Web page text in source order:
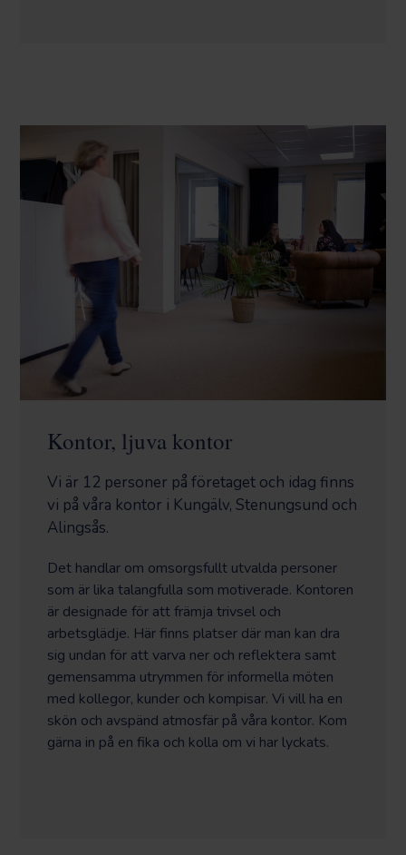
Kontor, ljuva kontor
Vi är 12 personer på företaget och idag finns
vi på våra kontor i Kungälv, Stenungsund och
Alingsås.
Det handlar om omsorgsfullt utvalda personer
som är lika talangfulla som motiverade. Kontoren
är designade för att främja trivsel och
arbetsglädje. Här finns platser där man kan dra
sig undan för att varva ner och reflektera samt
gemensamma utrymmen för informella möten
med kollegor, kunder och kompisar. Vi vill ha en
skön och avspänd atmosfär på våra kontor. Kom
gärna in på en fika och kolla om vi har lyckats.